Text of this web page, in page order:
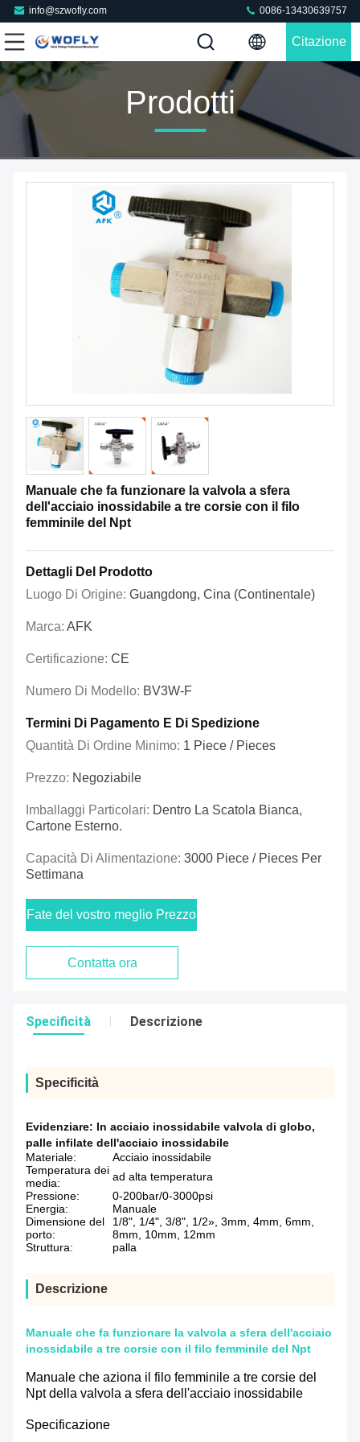
info@szwofly.com 0086-13430639757
Citazione
Prodotti
Manuale che fa funzionare la valvola a sfera
dell'acciaio inossidabile a tre corsie con il filo
femminile del Npt
Dettagli Del Prodotto
Luogo Di Origine: Guangdong, Cina (continentale)
Marca: AFK
Certificazione: CE
Numero Di Modello: BV3W-F
Termini Di Pagamento E Di Spedizione
Quantità Di Ordine Minimo: 1 Piece / Pieces
Prezzo: Negoziabile
Imballaggi Particolari: Dentro La Scatola Bianca,
Cartone Esterno.
Capacità Di Alimentazione: 3000 Piece / Pieces Per
Settimana
Fate del vostro meglio Prezzo
Contatta ora
Specificità Descrizione
Specificità
Evidenziare: In acciaio inossidabile valvola di globo,
palle infilate dell'acciaio inossidabile
Materiale:
Acciaio inossidabile
Temperatura dei
media:
ad alta temperatura
Pressione:
0-200bar/0-3000psi
Energia:
Manuale
Dimensione del
porto:
1/8", 1/4", 3/8", 1/2», 3mm, 4mm, 6mm,
8mm, 10mm, 12mm
Struttura:
palla
Descrizione
Manuale che fa funzionare la valvola a sfera dell'acciaio
inossidabile a tre corsie con il filo femminile del Npt
Manuale che aziona il filo femminile a tre corsie del
Npt della valvola a sfera dell'acciaio inossidabile
Specificazione